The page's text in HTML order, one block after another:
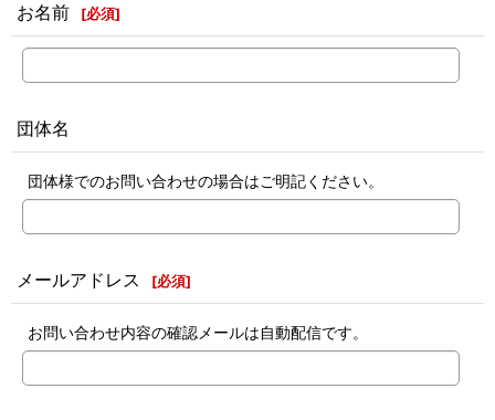
お名前 [必須]
団体名
団体様でのお問い合わせの場合はご明記ください。
メールアドレス [必須]
お問い合わせ内容の確認メールは自動配信です。